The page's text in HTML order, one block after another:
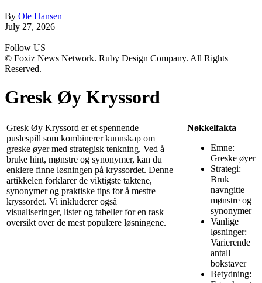
By Ole Hansen
July 27, 2026
Follow US
© Foxiz News Network. Ruby Design Company. All Rights
Reserved.
Gresk Øy Kryssord
Gresk Øy Kryssord er et spennende
puslespill som kombinerer kunnskap om
greske øyer med strategisk tenkning. Ved å
bruke hint, mønstre og synonymer, kan du
enklere finne løsningen på kryssordet. Denne
artikkelen forklarer de viktigste taktene,
synonymer og praktiske tips for å mestre
kryssordet. Vi inkluderer også
visualiseringer, lister og tabeller for en rask
oversikt over de mest populære løsningene.
Nøkkelfakta
Emne:
Greske øyer
Strategi:
Bruk
navngitte
mønstre og
synonymer
Vanlige
løsninger:
Varierende
antall
bokstaver
Betydning: